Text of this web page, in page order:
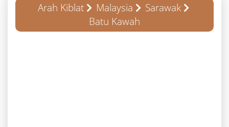
Arah Kiblat Malaysia
Sarawak
Batu Kawah